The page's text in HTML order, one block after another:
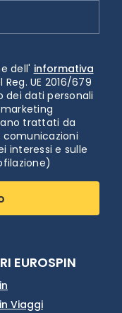
dell' informativa
UE 2016/679
dati personali
trattati da
interessi e sulle
EUROSPIN
Viaggi